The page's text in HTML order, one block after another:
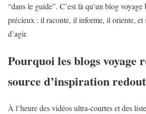
“dans le guide”. C’est là qu’un blog
précieux : il raconte, il informe, il oriente,
d’agir.
Pourquoi les blogs voyage
source d’inspiration
À l’heure des vidéos ultra-courtes et des